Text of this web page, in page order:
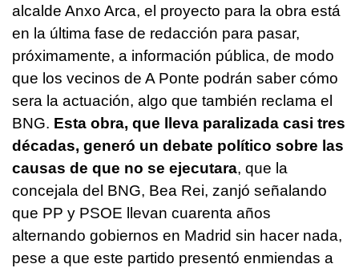
alcalde Anxo Arca, el proyecto para la obra está
en la última fase de redacción para pasar,
próximamente, a información pública, de modo
que los vecinos de A Ponte podrán saber cómo
sera la actuación, algo que también reclama el
BNG. Esta obra, que lleva paralizada casi tres
décadas, generó un debate político sobre las
causas de que no se ejecutara, que la
concejala del BNG, Bea Rei, zanjó señalando
que PP y PSOE llevan cuarenta años
alternando gobiernos en Madrid sin hacer nada,
pese a que este partido presentó enmiendas a